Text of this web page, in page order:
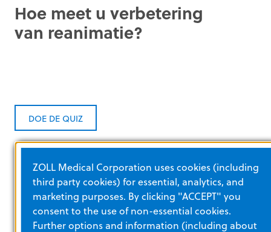
Hoe meet u verbetering
van reanimatie?
DOE DE QUIZ
Een kwantitatieve debriefing kan
helpen
Realtime gegevensregistratie kan helpen de
kwaliteit van de reanimatie te verbeteren en
ZOLL Medical Corporation uses cookies (including
third party cookies) for essential, analytics, and
marketing purposes. By clicking "ACCEPT" you
consent to the use of non-essential cookies.
Further options and information (including about